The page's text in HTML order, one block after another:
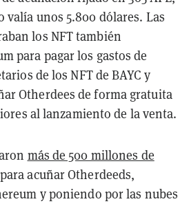
valía unos 5.800 dólares. Las
los NFT también
para pagar los gastos de
de los NFT de BAYC y
Otherdees de forma gratuita
al lanzamiento de la venta.
más de 500 millones de
acuñar Otherdeeds,
y poniendo por las nubes